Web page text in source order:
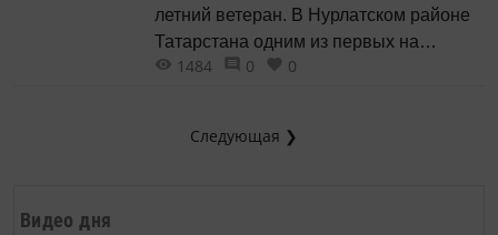
Видео дня
летний ветеран. В Нурлатском районе
Татарстана одним из первых на
выборы Президента России пришел
пишет газета «Дружба». Он пришел на
1484 0 0
Следующая ❯